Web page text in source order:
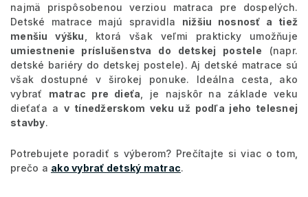
najmä prispôsobenou verziou matraca pre dospelých.
Detské matrace majú spravidla nižšiu nosnosť a tiež
menšiu výšku , ktorá však veľmi prakticky umožňuje
umiestnenie príslušenstva do detskej postele (napr.
detské bariéry do detskej postele). Aj detské matrace sú
však dostupné v širokej ponuke. Ideálna cesta, ako
vybrať matrac pre dieťa , je najskôr na základe veku
dieťaťa av tínedžerskom veku už podľa jeho telesnej
stavby.
Potrebujete poradiť s výberom? Prečítajte si viac o tom,
prečo a ako vybrať detský matrac.